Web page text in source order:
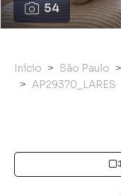
54
Início São Paulo
AP29370_LARES